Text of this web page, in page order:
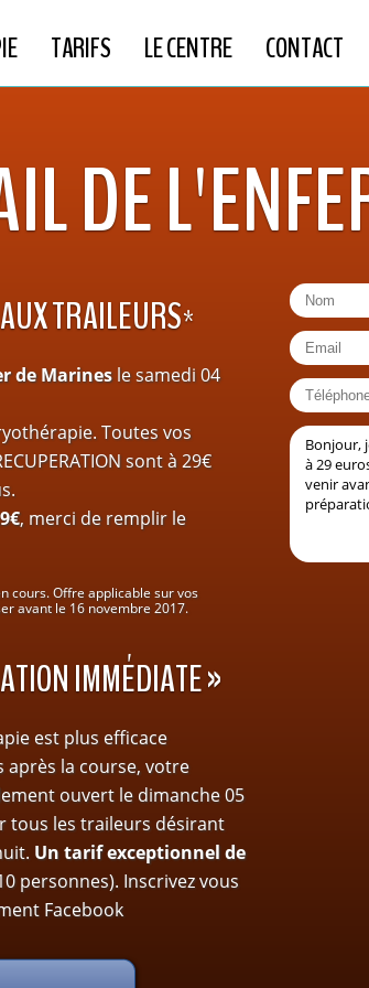
TARIFS LE CENTRE CONTACT
DE
TRAILEURS*
de Marinesle samedi 04
Toutes vos
sont à 29€
, merci de remplir le
cours. Offre applicable sur vos
avant le 16 novembre 2017.
IMMÉDIATE »
est plus efficace
après la course, votre
ouvert le dimanche 05
tous les traileurs désirant
Un tarif exceptionnel de
personnes). Inscrivez vous
Facebook